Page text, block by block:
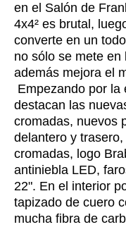
en el Salón de
4x4² es brutal,
converte en un
no sólo se mete
además mejora el
Empezando por la
destacan las
cromadas, nuevos
delantero y
cromadas, logo
antiniebla LED,
22". En el interior
tapizado de cuero
mucha fibra de